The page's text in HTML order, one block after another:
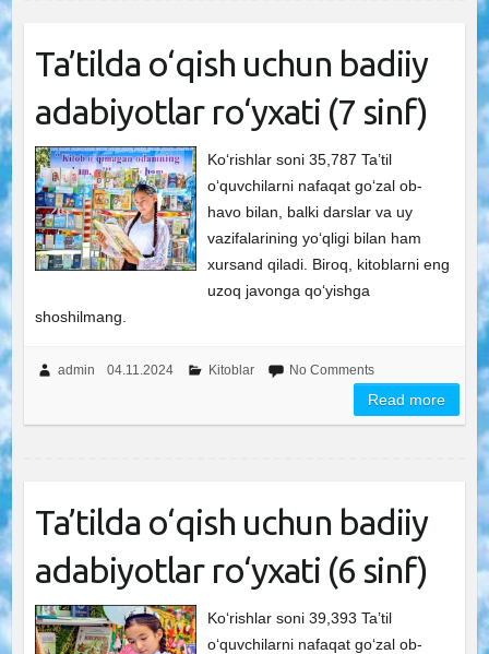
Ta’tilda o‘qish uchun badiiy
adabiyotlar ro‘yxati (7 sinf)
Ko‘rishlar soni 35,787 Ta’til
o‘quvchilarni nafaqat go‘zal ob-
havo bilan, balki darslar va uy
vazifalarining yo‘qligi bilan ham
xursand qiladi. Biroq, kitoblarni eng
uzoq javonga qo‘yishga
shoshilmang.
admin 04.11.2024 Kitoblar No Comments
Read more
Ta’tilda o‘qish uchun badiiy
adabiyotlar ro‘yxati (6 sinf)
Ko‘rishlar soni 39,393 Ta’til
o‘quvchilarni nafaqat go‘zal ob-